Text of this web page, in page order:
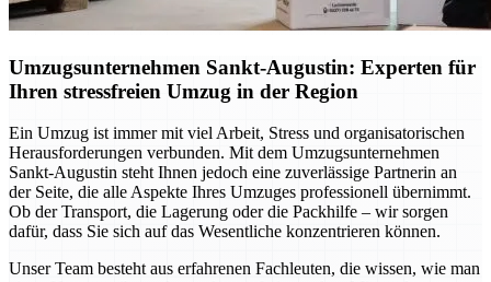
Umzugsunternehmen Sankt-Augustin: Experten für
Ihren stressfreien Umzug in der Region
Ein Umzug ist immer mit viel Arbeit, Stress und organisatorischen
Herausforderungen verbunden. Mit dem Umzugsunternehmen
Sankt-Augustin steht Ihnen jedoch eine zuverlässige Partnerin an
der Seite, die alle Aspekte Ihres Umzuges professionell übernimmt.
Ob der Transport, die Lagerung oder die Packhilfe – wir sorgen
dafür, dass Sie sich auf das Wesentliche konzentrieren können.
Unser Team besteht aus erfahrenen Fachleuten, die wissen, wie man